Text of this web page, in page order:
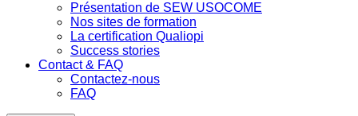
Présentation de SEW USOCOME
Nos sites de formation
La certification Qualiopi
Success stories
Contact & FAQ
Contactez-nous
FAQ